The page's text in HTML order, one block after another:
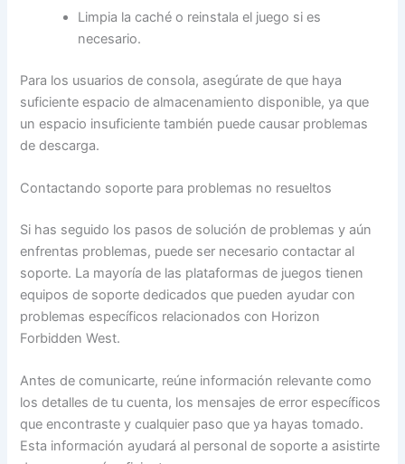
Limpia la caché o reinstala el juego si es
necesario.
Para los usuarios de consola, asegúrate de que haya
suficiente espacio de almacenamiento disponible, ya que
un espacio insuficiente también puede causar problemas
de descarga.
Contactando soporte para problemas no resueltos
Si has seguido los pasos de solución de problemas y aún
enfrentas problemas, puede ser necesario contactar al
soporte. La mayoría de las plataformas de juegos tienen
equipos de soporte dedicados que pueden ayudar con
problemas específicos relacionados con Horizon
Forbidden West.
Antes de comunicarte, reúne información relevante como
los detalles de tu cuenta, los mensajes de error específicos
que encontraste y cualquier paso que ya hayas tomado.
Esta información ayudará al personal de soporte a asistirte